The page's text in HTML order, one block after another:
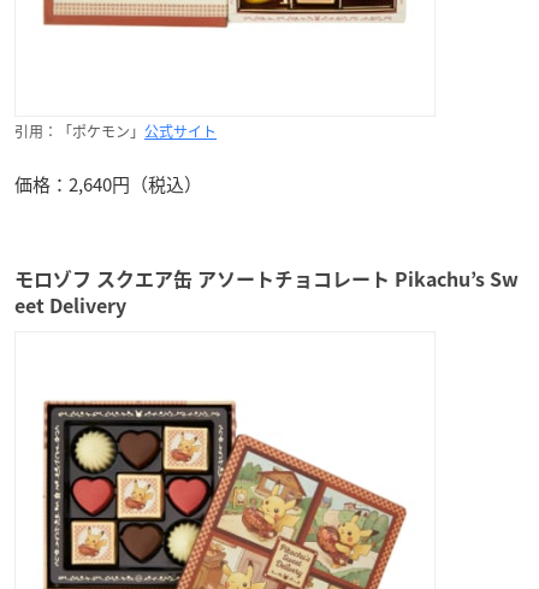
引用：「ポケモン」 公式サイト
価格：2,640円（税込）
モロゾフ スクエア缶 アソートチョコレート Pikachu’s Sw
eet Delivery